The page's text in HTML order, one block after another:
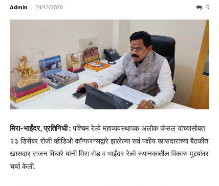
Admin - 24/12/2020 0
मिरा-भाईंदर, प्रतिनिधी :पश्चिम रेल्वे महाव्यवस्थापक अलोक कंसल यांच्यासोबत
२३ डिसेंबर रोजी व्हीडिओ कॉन्फरन्सद्वारे झालेल्या सर्व पक्षीय खासदारांच्या बैठकीत
खासदार राजन विचारे यांनी मिरा रोड व भाईंदर रेल्वे स्थानकातील विकास मुद्द्यांवर
चर्चा केली.